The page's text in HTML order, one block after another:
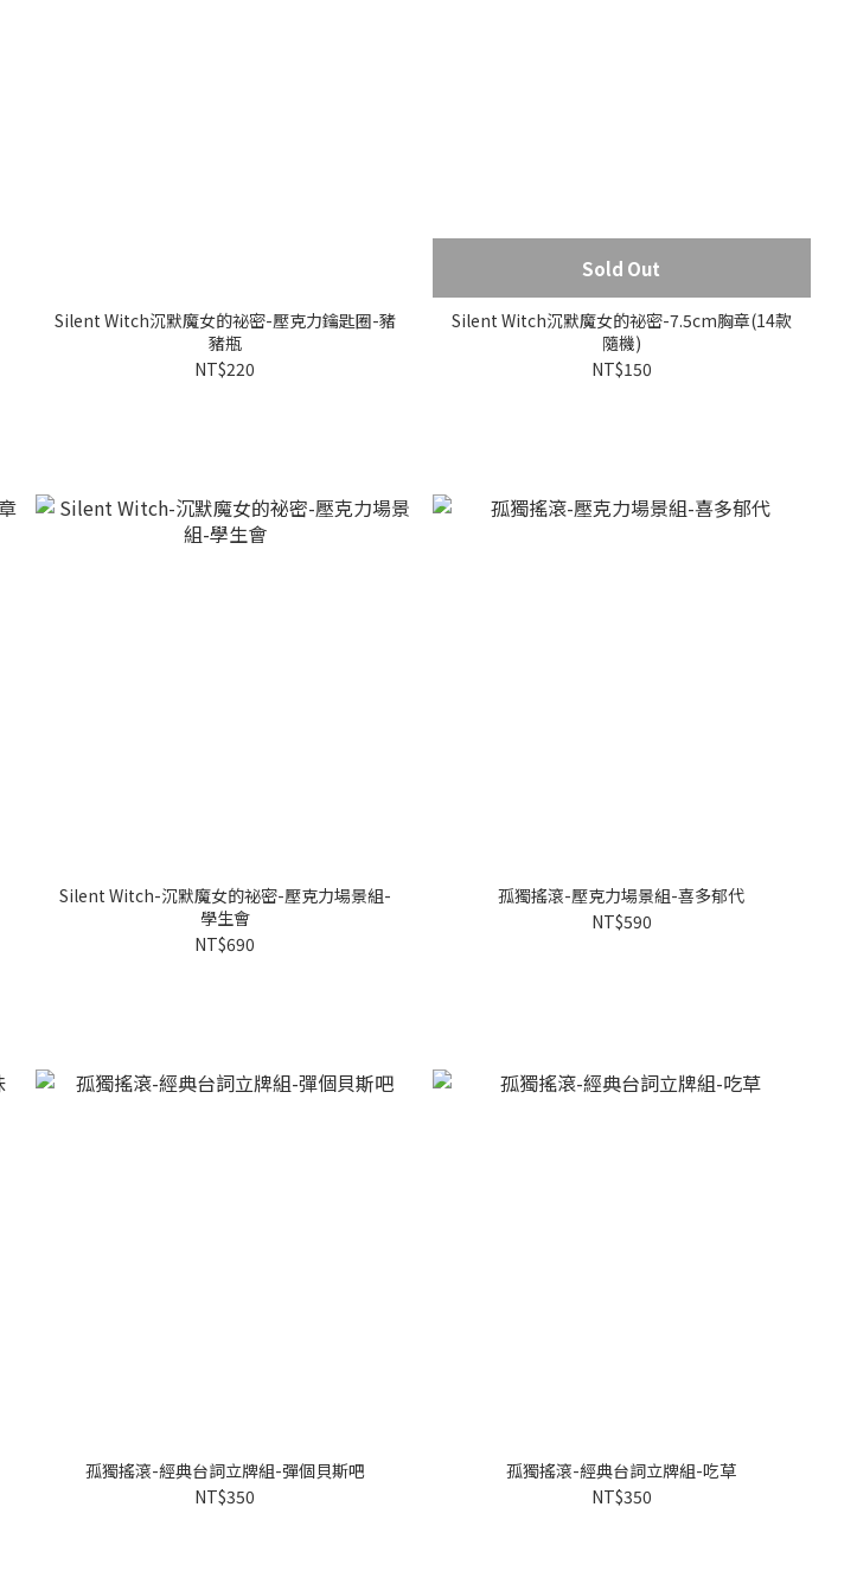
Silent Witch沉默魔女的祕密-壓克力鑰匙圈-豬
豬瓶
NT$220
Sold Out
Silent Witch沉默魔女的祕密-7.5cm胸章(14款
隨機)
NT$150
Silent Witch-沉默魔女的祕密-壓克力場景組-
學生會
NT$690
孤獨搖滾-壓克力場景組-喜多郁代
NT$590
孤獨搖滾-經典台詞立牌組-彈個貝斯吧
NT$350
孤獨搖滾-經典台詞立牌組-吃草
NT$350